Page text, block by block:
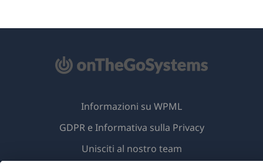
Informazioni su WPML
GDPR e Informativa sulla Privacy
Unisciti al nostro team(si